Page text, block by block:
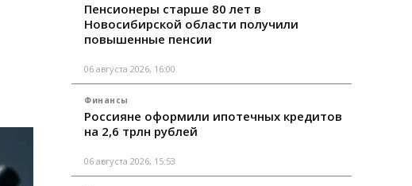
Пенсионеры старше 80 лет в
Новосибирской области получили
повышенные пенсии
06 августа 2026, 16:00
Финансы
Россияне оформили ипотечных кредитов
на 2,6 трлн рублей
06 августа 2026, 15:53